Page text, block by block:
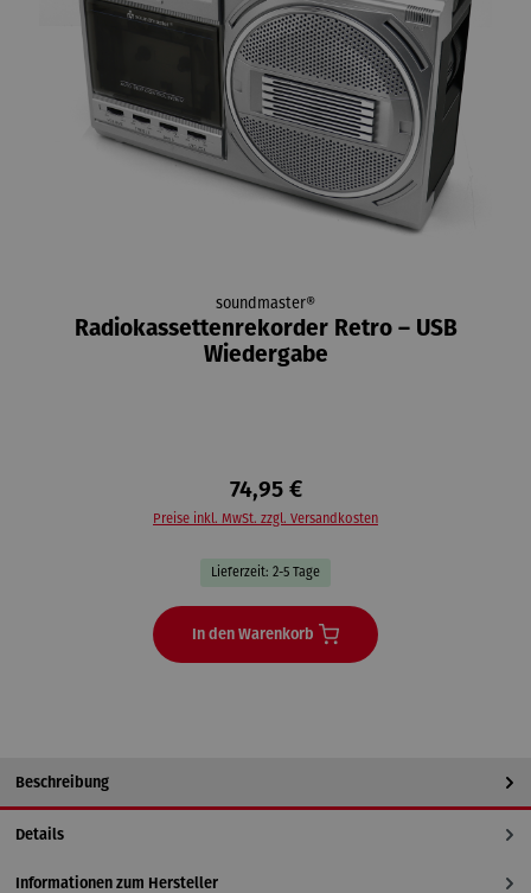
soundmaster®
Radiokassettenrekorder Retro – USB
Wiedergabe
74,95 €
Preise inkl. MwSt. zzgl. Versandkosten
Lieferzeit: 2-5 Tage
In den Warenkorb
Beschreibung
Details
Informationen zum Hersteller